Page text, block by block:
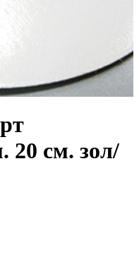
20 см. зол/